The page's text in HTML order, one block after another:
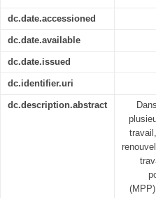
dc.date.accessioned
dc.date.available
dc.date.issued
dc.identifier.uri
dc.description.abstract